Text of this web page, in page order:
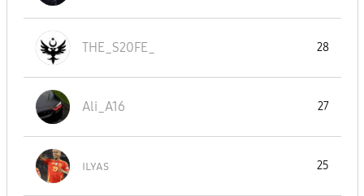
THE_S20FE_ 28
Ali_A16 27
ɪʟʏᴀs 25